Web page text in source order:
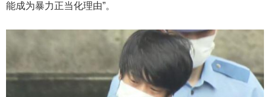
能成为暴力正当化理由”。